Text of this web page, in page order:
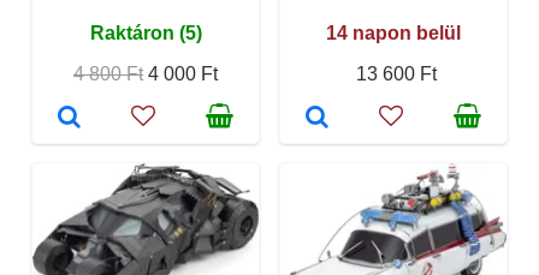
Raktáron (5)
4 800 Ft 4 000 Ft
14 napon belül
13 600 Ft